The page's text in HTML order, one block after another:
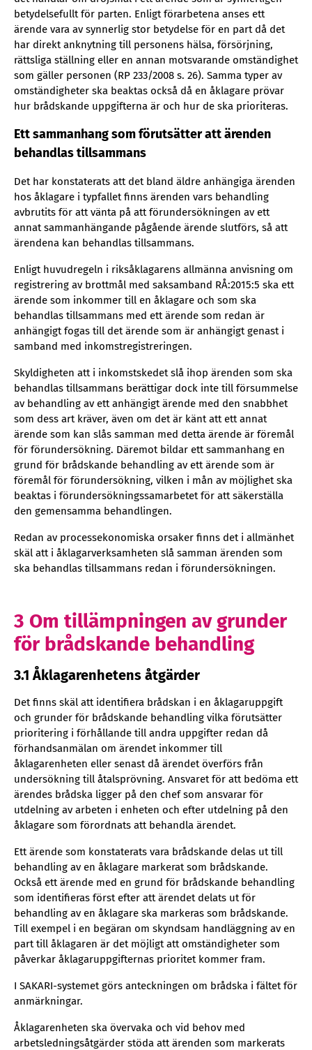
betydelsefullt för parten. Enligt förarbetena anses ett
ärende vara av synnerlig stor betydelse för en part då det
har direkt anknytning till personens hälsa, försörjning,
rättsliga ställning eller en annan motsvarande omständighet
som gäller personen (RP 233/2008 s. 26). Samma typer av
omständigheter ska beaktas också då en åklagare prövar
hur brådskande uppgifterna är och hur de ska prioriteras.
Ett sammanhang som förutsätter att ärenden
behandlas tillsammans
Det har konstaterats att det bland äldre anhängiga ärenden
hos åklagare i typfallet finns ärenden vars behandling
avbrutits för att vänta på att förundersökningen av ett
annat sammanhängande pågående ärende slutförs, så att
ärendena kan behandlas tillsammans.
Enligt huvudregeln i riksåklagarens allmänna anvisning om
registrering av brottmål med saksamband RÅ:2015:5 ska ett
ärende som inkommer till en åklagare och som ska
behandlas tillsammans med ett ärende som redan är
anhängigt fogas till det ärende som är anhängigt genast i
samband med inkomstregistreringen.
Skyldigheten att i inkomstskedet slå ihop ärenden som ska
behandlas tillsammans berättigar dock inte till försummelse
av behandling av ett anhängigt ärende med den snabbhet
som dess art kräver, även om det är känt att ett annat
ärende som kan slås samman med detta ärende är föremål
för förundersökning. Däremot bildar ett sammanhang en
grund för brådskande behandling av ett ärende som är
föremål för förundersökning, vilken i mån av möjlighet ska
beaktas i förundersökningssamarbetet för att säkerställa
den gemensamma behandlingen.
Redan av processekonomiska orsaker finns det i allmänhet
skäl att i åklagarverksamheten slå samman ärenden som
ska behandlas tillsammans redan i förundersökningen.
3 Om tillämpningen av grunder
för brådskande behandling
3.1 Åklagarenhetens åtgärder
Det finns skäl att identifiera brådskan i en åklagaruppgift
och grunder för brådskande behandling vilka förutsätter
prioritering i förhållande till andra uppgifter redan då
förhandsanmälan om ärendet inkommer till
åklagarenheten eller senast då ärendet överförs från
undersökning till åtalsprövning. Ansvaret för att bedöma ett
ärendes brådska ligger på den chef som ansvarar för
utdelning av arbeten i enheten och efter utdelning på den
åklagare som förordnats att behandla ärendet.
Ett ärende som konstaterats vara brådskande delas ut till
behandling av en åklagare markerat som brådskande.
Också ett ärende med en grund för brådskande behandling
som identifieras först efter att ärendet delats ut för
behandling av en åklagare ska markeras som brådskande.
Till exempel i en begäran om skyndsam handläggning av en
part till åklagaren är det möjligt att omständigheter som
påverkar åklagaruppgifternas prioritet kommer fram.
I SAKARI-systemet görs anteckningen om brådska i fältet för
anmärkningar.
Åklagarenheten ska övervaka och vid behov med
arbetsledningsåtgärder stöda att ärenden som markerats